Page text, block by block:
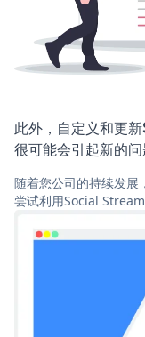
此外，自定义和更
很可能会引起新的问
随着您公司的持续发展
尝试利用Social Stream